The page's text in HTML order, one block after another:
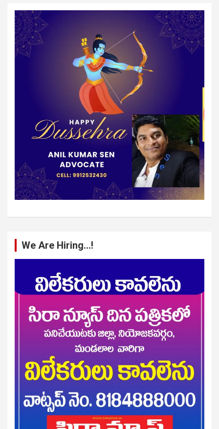
We Are Hiring…!